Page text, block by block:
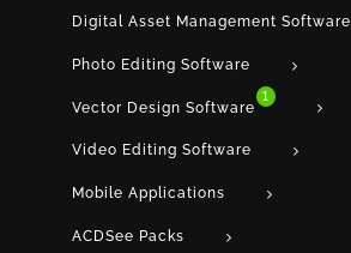
Digital Asset Management Software
Photo Editing Software
Vector Design Software
1
Video Editing Software
Mobile Applications
ACDSee Packs